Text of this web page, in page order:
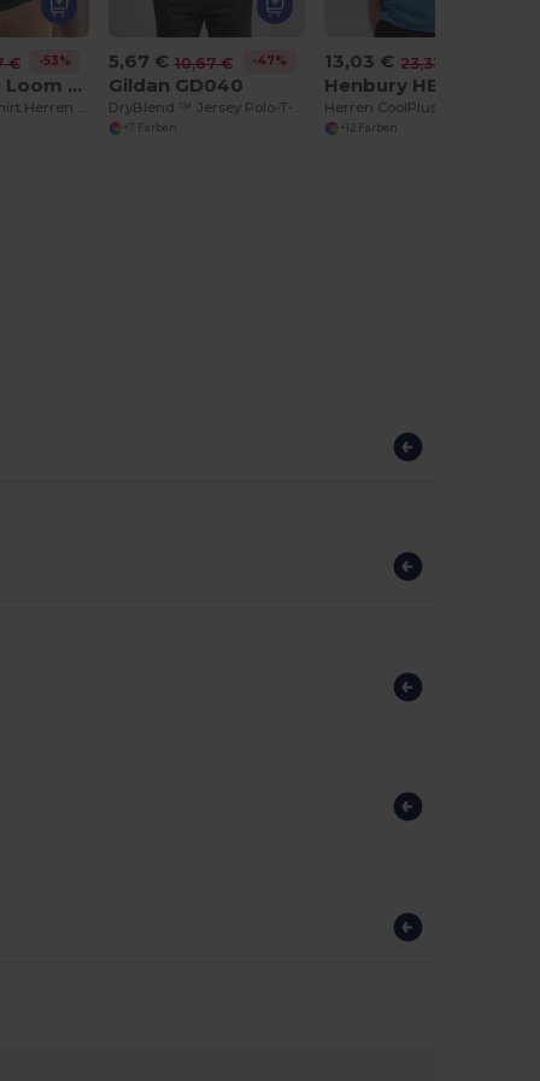
€ -53%
Fruit of the Loom SS258
5,67 € 10,67 € -47%
Gildan GD040
+7 Farben
13,03 € 23,33 €
Henbury HB475
+12 Farben